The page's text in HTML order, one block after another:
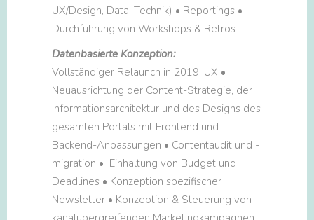
UX/Design, Data, Technik) • Reportings •
Durchführung von Workshops & Retros
Datenbasierte Konzeption:
Vollständiger Relaunch in 2019: UX •
Neuausrichtung der Content-Strategie, der
Informationsarchitektur und des Designs des
gesamten Portals mit Frontend und
Backend-Anpassungen • Contentaudit und -
migration • Einhaltung von Budget und
Deadlines • Konzeption spezifischer
Newsletter • Konzeption & Steuerung von